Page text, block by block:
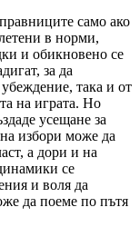
само ако
в норми,
и обикновено се
за да
така и от
на играта. Но
усещане за
на избори може да
а дори и на
се
и воля да
да поеме по пътя